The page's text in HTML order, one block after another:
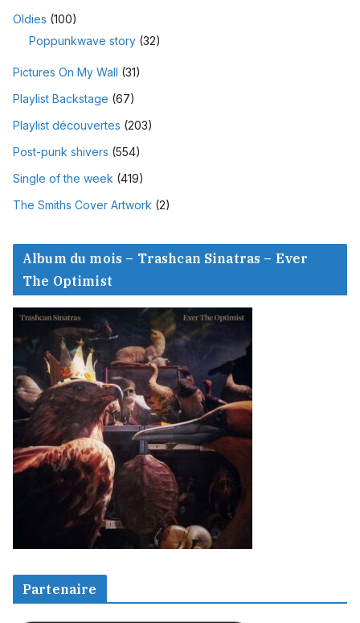
Oldies (100)
Poppunkwave story (32)
Pictures On My Wall (31)
Playlist Backstage (67)
Playlist découvertes (203)
Post-punk shivers (554)
Single of the week (419)
The Smiths Cover Artwork (2)
Album du mois – Trashcan Sinatras – Ever
The Optimist
Partenaire